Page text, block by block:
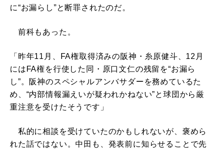
に“お漏らし”と断罪されたのだ。
前科もあった。
「昨年11月、FA権取得済みの阪神・糸原健斗、12月
にはFA権を行使した同・原口文仁の残留を“お漏ら
し”。阪神のスペシャルアンバサダーを務めているた
め、“内部情報漏えいが疑われかねない”と球団から厳
重注意を受けたそうです」
私的に相談を受けていたのかもしれないが、褒めら
れた話ではない。中田も、発表前に知らせることで先